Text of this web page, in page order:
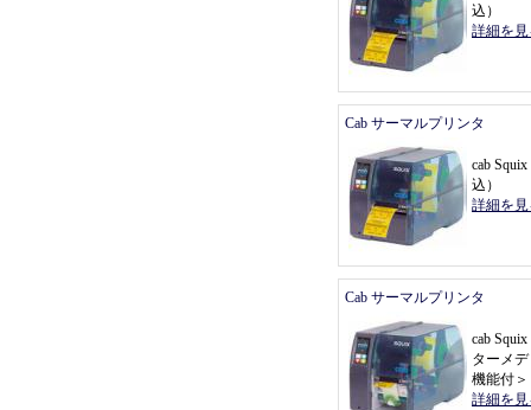
込 ）
詳細を
Cab サーマルプリンタ
cab
込 ）
詳細を
Cab サーマルプリンタ
cab
ターメ
機能付
詳細を